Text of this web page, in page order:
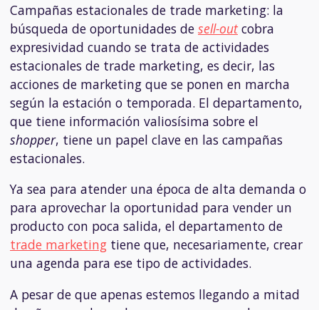
Campañas estacionales de trade marketing: la
búsqueda de oportunidades de sell-outcobra
expresividad cuando se trata de actividades
estacionales de trade marketing, es decir, las
acciones de marketing que se ponen en marcha
según la estación o temporada. El departamento,
que tiene información valiosísima sobre el
shopper, tiene un papel clave en las campañas
estacionales.
Ya sea para atender una época de alta demanda o
para aprovechar la oportunidad para vender un
producto con poca salida, el departamento de
trade marketing tiene que, necesariamente, crear
una agenda para ese tipo de actividades.
A pesar de que apenas estemos llegando a mitad